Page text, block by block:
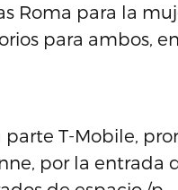
Roma para la
para ambos,
parte T-Mobile,
por la entrada